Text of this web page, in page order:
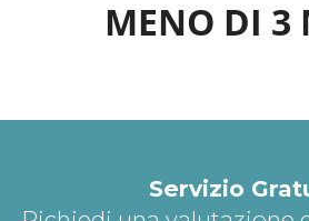
MENO DI 3
Servizio